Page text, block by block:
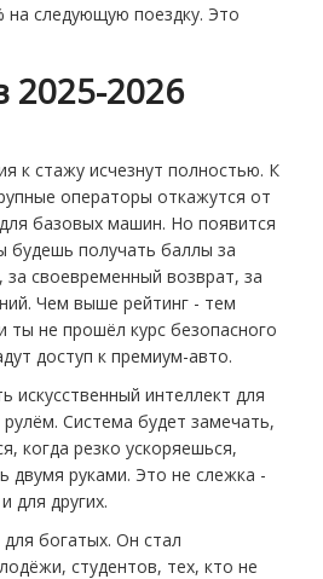
на следующую поездку. Это
2025-2026
к стажу исчезнут полностью. К
операторы откажутся от
базовых машин. Но появится
будешь получать баллы за
своевременный возврат, за
Чем выше рейтинг - тем
ты не прошёл курс безопасного
доступ к премиум-авто.
искусственный интеллект для
Система будет замечать,
когда резко ускоряешься,
двумя руками. Это не слежка -
для других.
богатых. Он стал
студентов, тех, кто не